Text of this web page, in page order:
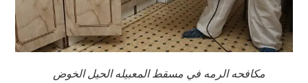
مكافحه الرمه في مسقط المعبيله الحيل الخوض